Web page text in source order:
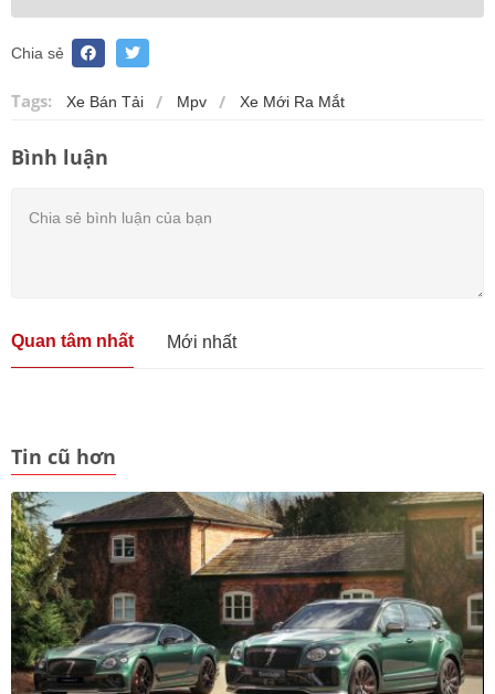
Chia sẻ
Tags: Xe Bán Tải Mpv Xe Mới Ra Mắt
Bình luận
Quan tâm nhất Mới nhất
Tin cũ hơn